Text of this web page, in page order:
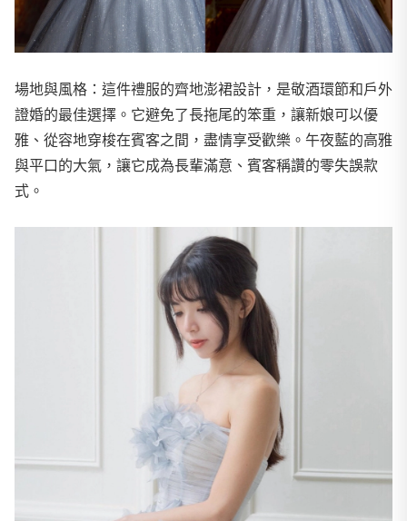
場地與風格：這件禮服的齊地澎裙設計，是敬酒環節和戶外
證婚的最佳選擇。它避免了長拖尾的笨重，讓新娘可以優
雅、從容地穿梭在賓客之間，盡情享受歡樂。午夜藍的高雅
與平口的大氣，讓它成為長輩滿意、賓客稱讚的零失誤款
式。